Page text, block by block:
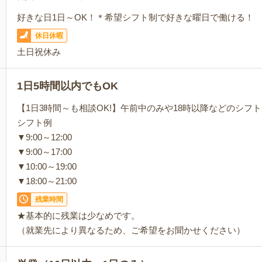
好きな日1日～OK！＊希望シフト制で好きな曜日で働ける！
休日休暇
土日祝休み
1日5時間以内でもOK
【1日3時間～も相談OK!】午前中のみや18時以降などのシフ
シフト例
▼9:00～12:00
▼9:00～17:00
▼10:00～19:00
▼18:00～21:00
残業時間
★基本的に残業は少なめです。
（就業先により異なるため、ご希望をお聞かせください）